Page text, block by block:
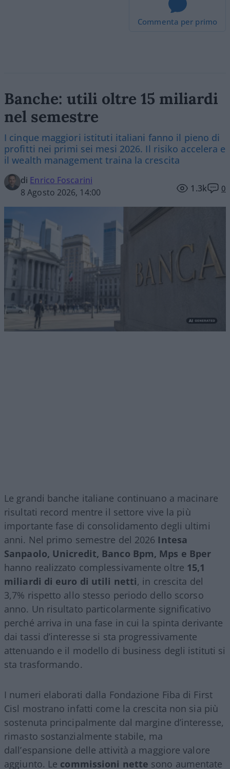
Commenta per primo
Banche: utili oltre 15 miliardi
nel semestre
I cinque maggiori istituti italiani fanno il pieno di
profitti nei primi sei mesi 2026. Il risiko accelera e
il wealth management traina la crescita
di Enrico Foscarini
8 Agosto 2026, 14:00
1.3k 0
Le grandi banche italiane continuano a macinare
risultati record mentre il settore vive la più
importante fase di consolidamento degli ultimi
anni. Nel primo semestre del 2026 Intesa
Sanpaolo, Unicredit, Banco Bpm, Mps e Bper
hanno realizzato complessivamente oltre 15,1
miliardi di euro di utili netti, in crescita del
3,7% rispetto allo stesso periodo dello scorso
anno. Un risultato particolarmente significativo
perché arriva in una fase in cui la spinta derivante
dai tassi d’interesse si sta progressivamente
attenuando e il modello di business degli istituti si
sta trasformando.
I numeri elaborati dalla Fondazione Fiba di First
Cisl mostrano infatti come la crescita non sia più
sostenuta principalmente dal margine d’interesse,
rimasto sostanzialmente stabile, ma
dall’espansione delle attività a maggiore valore
aggiunto. Le commissioni nette sono aumentate